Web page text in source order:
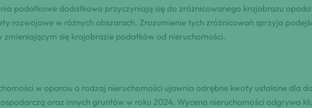
podatkowe dodatkowo przyczyniają się do zróżnicowanego krajobrazu
rozwojowe w różnych obszarach. Zrozumienie tych zróżnicowań sprzyja
się krajobrazie podatków od nieruchomości.
w oparciu o rodzaj nieruchomości ujawnia odrębne kwoty ustalone dla
oraz innych gruntów w roku 2024. Wycena nieruchomości odgrywa